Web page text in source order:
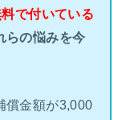
で付いている
らの悩みを今
償金額が3,000